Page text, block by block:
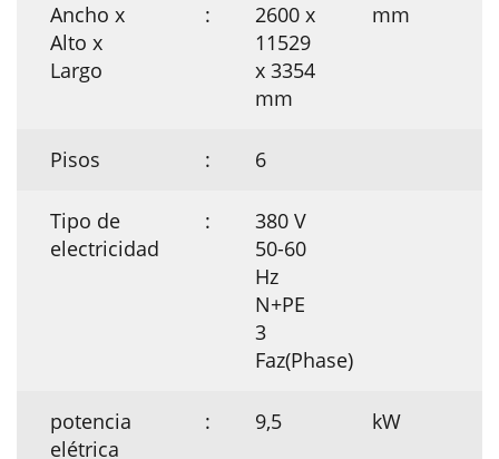
Ancho x
Alto x
Largo
:
2600 x
11529
x 3354
mm
mm
Pisos : 6
Tipo de
electricidad
:
380 V
50-60
Hz
N+PE
3
Faz(Phase)
potencia
elétrica
: 9,5 kW